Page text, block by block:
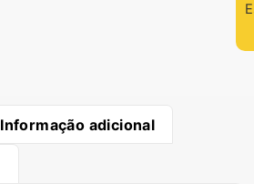
Informação adicional